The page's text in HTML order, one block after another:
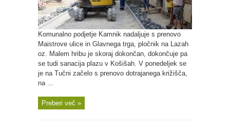
Komunalno podjetje Kamnik nadaljuje s prenovo
Maistrove ulice in Glavnega trga, pločnik na Lazah
oz. Malem hribu je skoraj dokončan, dokončuje pa
se tudi sanacija plazu v Košišah. V ponedeljek se
je na Tučni začelo s prenovo dotrajanega križišča,
na ...
Preberi več »